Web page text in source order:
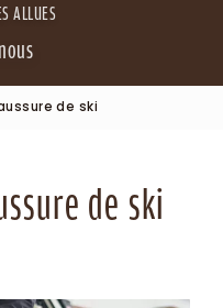
ALLUES
de ski
de ski